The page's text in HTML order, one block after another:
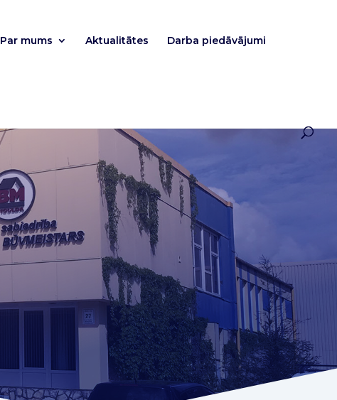
Par mums Aktualitātes Darba piedāvājumi